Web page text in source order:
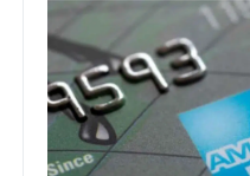
NFT : American